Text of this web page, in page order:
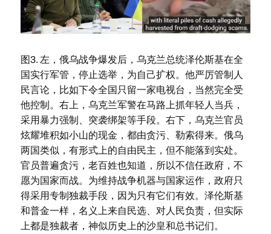
图3. 左，俄乌战争爆发后，乌克兰总统泽伦斯基在全
国实行军管，停止选举，为自己扩权。他严厉管制人
民言论，比如下令全国只留一家电视台，当然完全受
他控制。右上，乌克兰军警在马路上抓年轻人当兵，
采用暴力强制、突袭绑架等手段。右下，乌克兰官员
炫耀堆积如小山的现金，都由贪污、勒索得来。俄乌
两国类似，有形式上的自由民主，但不能落到实处。
官员普遍贪污，老百姓也知道，所以不信任政府，不
愿为国家而战。为维持战争机器与国家运作，政府只
得采用专制独裁手段，因为只有它们有效。泽伦斯基
和普金一样，名义上来自民选、对人民负责，但实际
上都是独裁者，神似历史上的沙皇和总书记们。